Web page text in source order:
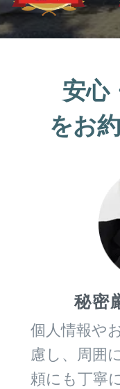
安心
をお
秘密
個人情報や
慮し、周囲
頼にも丁寧